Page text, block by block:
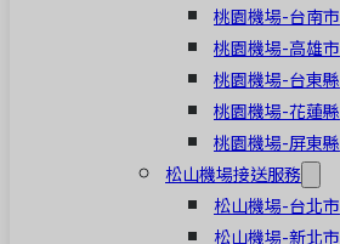
桃園機場-台南市
桃園機場-高雄市
桃園機場-台東縣
桃園機場-花蓮縣
桃園機場-屏東縣
松山機場接送服務
松山機場-台北市
松山機場-新北市